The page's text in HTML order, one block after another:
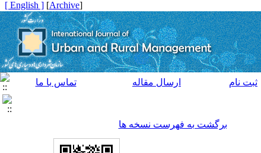
[
Archive
]
[ English ]
ثبت نام ارسال مقاله تماس با ما
برگشت به فهرست نسخه ها